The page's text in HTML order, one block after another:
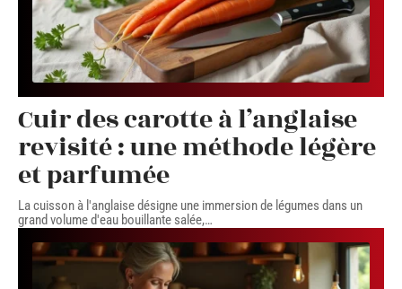
Cuir des carotte à l’anglaise
revisité : une méthode légère
et parfumée
La cuisson à l'anglaise désigne une immersion de légumes dans un
grand volume d'eau bouillante salée,…